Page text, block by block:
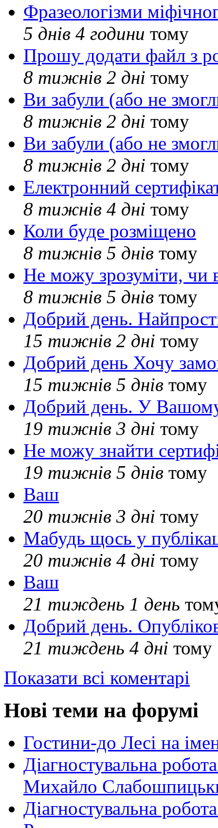
Фразеологізми
5 днів 4 години тому
Прошу додати файл з
8 тижнів 2 дні тому
Ви забули (або не
8 тижнів 2 дні тому
Ви забули (або не
8 тижнів 2 дні тому
Електронний
8 тижнів 4 дні тому
Коли буде розміщено
8 тижнів 5 днів тому
Не можу зрозуміти, чи
8 тижнів 5 днів тому
Добрий день.
15 тижнів 2 дні тому
Добрий день Хочу
15 тижнів 5 днів тому
Добрий день. У Вашому
19 тижнів 3 дні тому
Не можу знайти
19 тижнів 5 днів тому
Ваш
20 тижнів 3 дні тому
Мабудь щось у
20 тижнів 4 дні тому
Ваш
21 тиждень 1 день
Добрий день.
21 тиждень 4 дні тому
Показати всі коментарі
Нові теми на форумі
Гостини-до Лесі на
Діагностувальна
Михайло
Діагностувальна